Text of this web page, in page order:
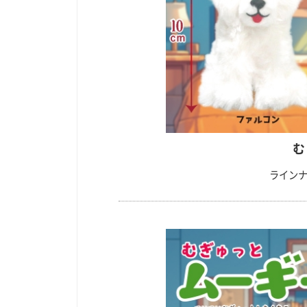
ライン